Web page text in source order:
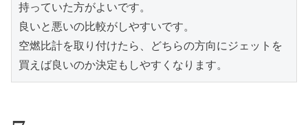
持っていた方がよいです。
良いと悪いの比較がしやすいです。
空燃比計を取り付けたら、どちらの方向にジェットを
買えば良いのか決定もしやすくなります。